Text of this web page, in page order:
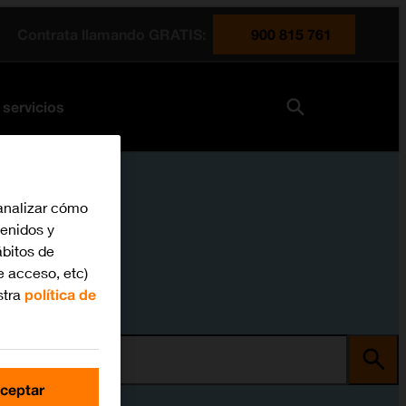
900 815 761
cómo
y
de
acceso, etc)
política de